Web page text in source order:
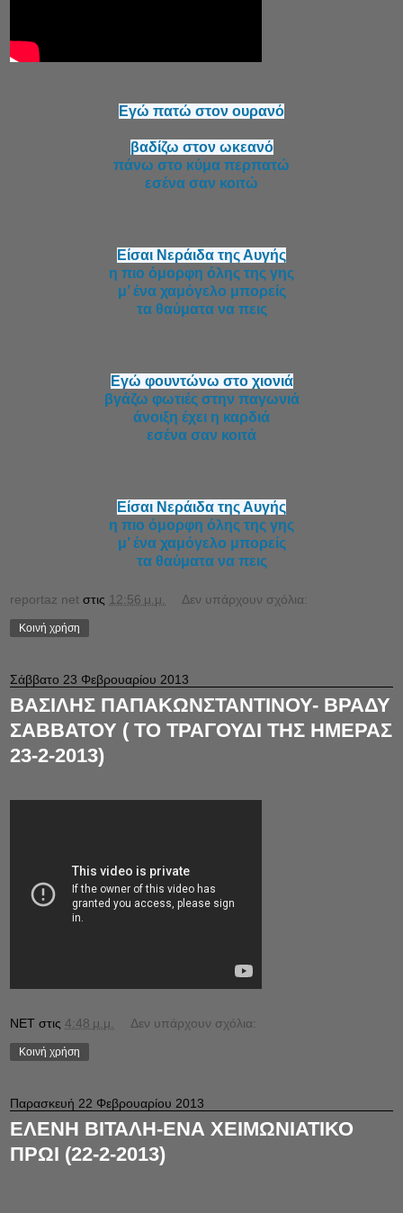
Εγώ πατώ στον ουρανό
βαδίζω στον ωκεανό
πάνω στο κύμα περπατώ
εσένα σαν κοιτώ
Είσαι Νεράιδα της Αυγής
η πιο όμορφη όλης της γης
μ’ ένα χαμόγελο μπορείς
τα θαύματα να πεις
Εγώ φουντώνω στο χιονιά
βγάζω φωτιές στην παγωνιά
άνοιξη έχει η καρδιά
εσένα σαν κοιτά
Είσαι Νεράιδα της Αυγής
η πιο όμορφη όλης της γης
μ’ ένα χαμόγελο μπορείς
τα θαύματα να πεις
reportaz net στις 12:56 μ.μ. Δεν υπάρχουν σχόλια:
Κοινή χρήση
Σάββατο 23 Φεβρουαρίου 2013
ΒΑΣΙΛΗΣ ΠΑΠΑΚΩΝΣΤΑΝΤΙΝΟΥ- ΒΡΑΔΥ
ΣΑΒΒΑΤΟΥ ( ΤΟ ΤΡΑΓΟΥΔΙ ΤΗΣ ΗΜΕΡΑΣ
23-2-2013)
NET στις 4:48 μ.μ. Δεν υπάρχουν σχόλια:
Κοινή χρήση
Παρασκευή 22 Φεβρουαρίου 2013
ΕΛΕΝΗ ΒΙΤΑΛΗ-ΕΝΑ ΧΕΙΜΩΝΙΑΤΙΚΟ
ΠΡΩΙ (22-2-2013)